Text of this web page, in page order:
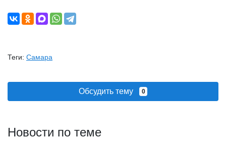
Теги: Самара
Обсудить тему 0
Новости по теме